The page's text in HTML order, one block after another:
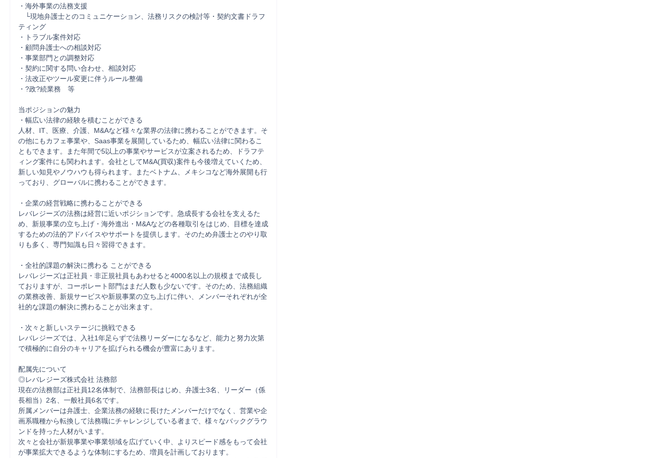
・海外事業の法務支援
└現地弁護士とのコミュニケーション、法務リスクの検討等・契約文書ドラフ
ティング
・トラブル案件対応
・顧問弁護士への相談対応
・事業部門との調整対応
・契約に関する問い合わせ、相談対応
・法改正やツール変更に伴うルール整備
・?政?続業務　等
当ポジションの魅力
・幅広い法律の経験を積むことができる
人材、IT、医療、介護、M&Aなど様々な業界の法律に携わることができます。そ
の他にもカフェ事業や、Saas事業を展開しているため、幅広い法律に関わるこ
ともできます。また年間で5以上の事業やサービスが立案されるため、ドラフテ
ィング案件にも関われます。会社としてM&A(買収)案件も今後増えていくため、
新しい知見やノウハウも得られます。またベトナム、メキシコなど海外展開も行
っており、グローバルに携わることができます。
・企業の経営戦略に携わることができる
レバレジーズの法務は経営に近いポジションです。急成長する会社を支えるた
め、新規事業の立ち上げ・海外進出・M&Aなどの各種取引をはじめ、目標を達成
するための法的アドバイスやサポートを提供します。そのため弁護士とのやり取
りも多く、専門知識も日々習得できます。
・全社的課題の解決に携わる ことができる
レバレジーズは正社員・非正規社員もあわせると4000名以上の規模まで成長し
ておりますが、コーポレート部門はまだ人数も少ないです。そのため、法務組織
の業務改善、新規サービスや新規事業の立ち上げに伴い、メンバーそれぞれが全
社的な課題の解決に携わることが出来ます。
・次々と新しいステージに挑戦できる
レバレジーズでは、入社1年足らずで法務リーダーになるなど、能力と努力次第
で積極的に自分のキャリアを拡げられる機会が豊富にあります。
配属先について
◎レバレジーズ株式会社 法務部
現在の法務部は正社員12名体制で、法務部長はじめ、弁護士3名、リーダー（係
長相当）2名、一般社員6名です。
所属メンバーは弁護士、企業法務の経験に長けたメンバーだけでなく、営業や企
画系職種から転換して法務職にチャレンジしている者まで、様々なバックグラウ
ンドを持った人材がいます。
次々と会社が新規事業や事業領域を広げていく中、よりスピード感をもって会社
が事業拡大できるような体制にするため、増員を計画しております。